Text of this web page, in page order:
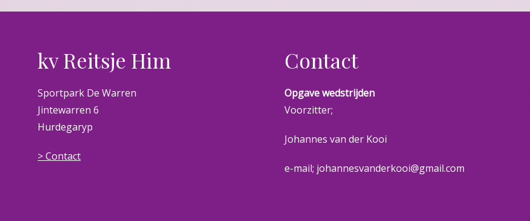
kv Reitsje Him
Sportpark De Warren
Jintewarren 6
Hurdegaryp
> Contact
Contact
Opgave wedstrijden
Voorzitter;
Johannes van der Kooi
e-mail; johannesvanderkooi@gmail.com